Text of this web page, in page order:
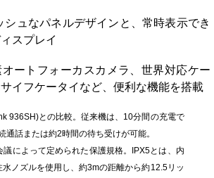
ュなパネルデザインと、常時表示でき
スプレイ
ートフォーカスカメラ、世界対応ケー
イフケータイなど 、便利な機能を搭載
936SH)との比較。従来機は、10分間の充電で
通話または約2時間の待ち受けが可能。
議によって定められた保護規格。IPX5とは、内
ノズルを使用し、約3mの距離から約12.5リッ